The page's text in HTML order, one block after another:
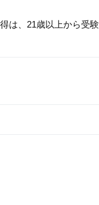
は、21歳以上から受験